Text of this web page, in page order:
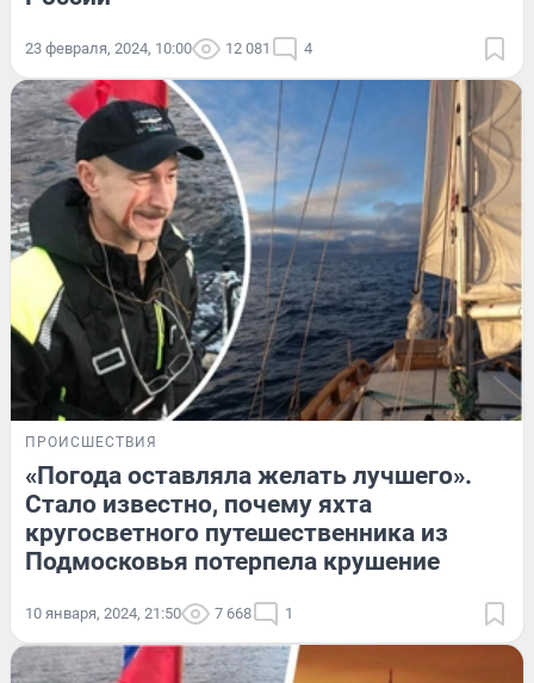
23 февраля, 2024, 10:00 12 081 4
ПРОИСШЕСТВИЯ
«Погода оставляла желать лучшего».
Стало известно, почему яхта
кругосветного путешественника из
Подмосковья потерпела крушение
10 января, 2024, 21:50 7 668 1